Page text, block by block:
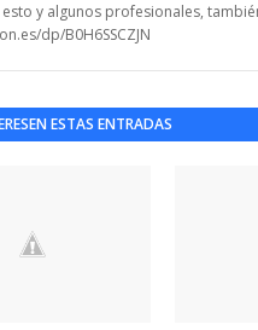
y algunos profesionales,
dp/B0H6SSCZJN
ESTAS ENTRADAS